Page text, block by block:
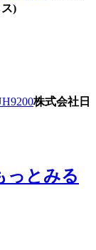
)
株式会社日
っとみる